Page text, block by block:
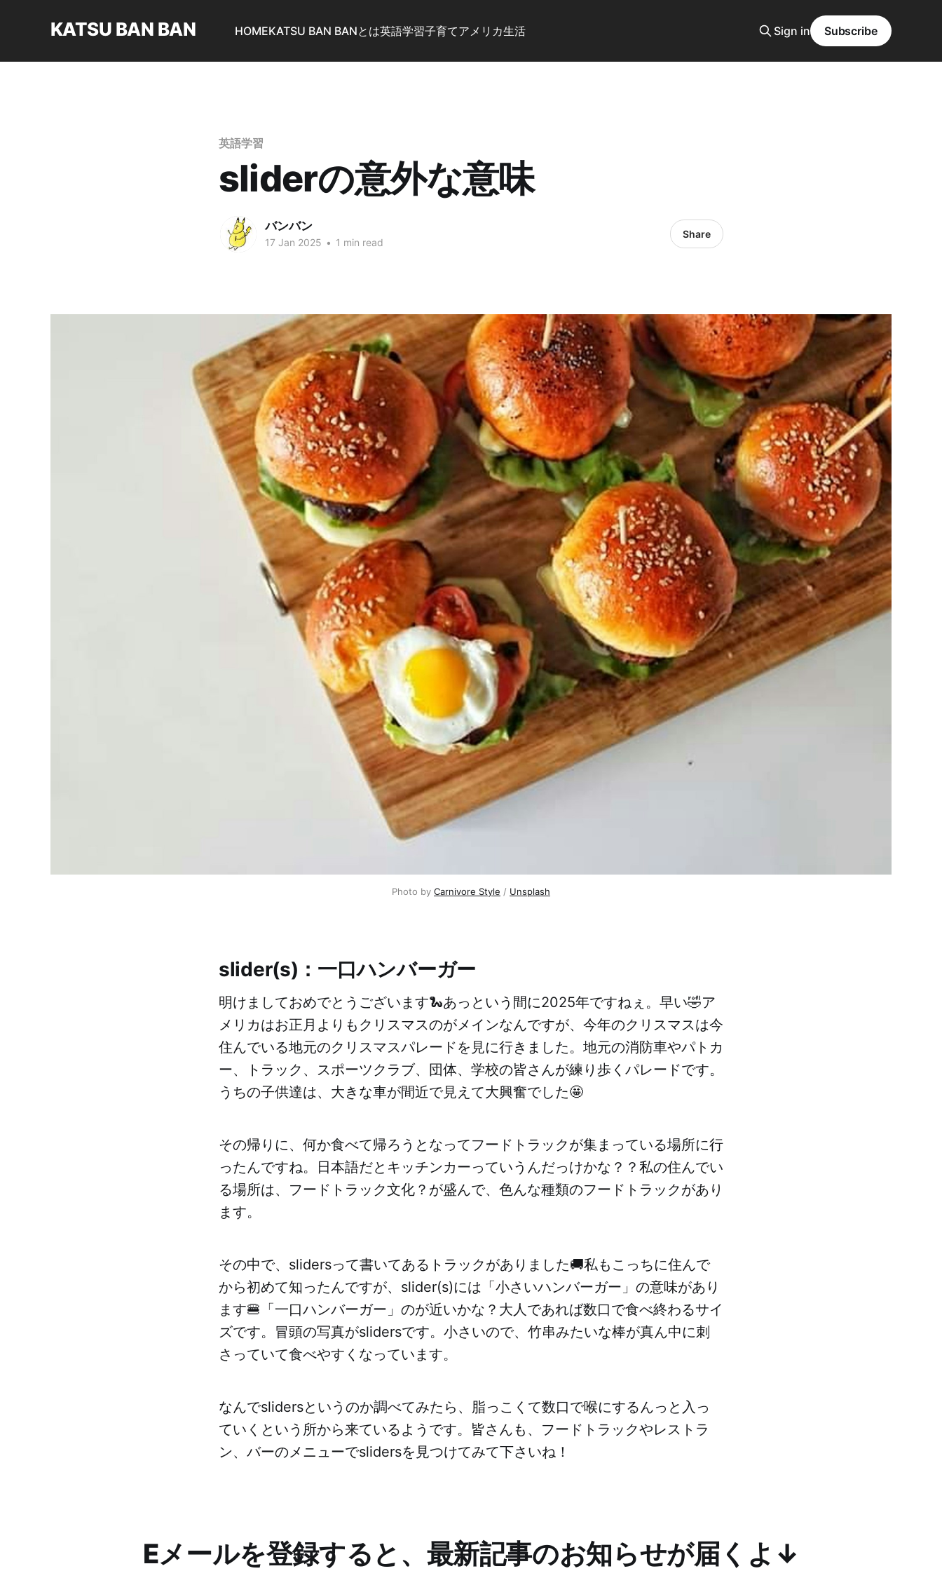
KATSU BAN BAN HOMEKATSU BAN BANとは英語学習子育てアメリカ生活 Sign in Subscribe
英語学習
sliderの意外な意味
バンバン
17 Jan 2025 • 1 min read
Share
Photo by Carnivore Style / Unsplash
slider(s)：一口ハンバーガー
明けましておめでとうございます🐍あっという間に2025年ですねぇ。早い🤣ア
メリカはお正月よりもクリスマスのがメインなんですが、今年のクリスマスは今
住んでいる地元のクリスマスパレードを見に行きました。地元の消防車やパトカ
ー、トラック、スポーツクラブ、団体、学校の皆さんが練り歩くパレードです。
うちの子供達は、大きな車が間近で見えて大興奮でした🤩
その帰りに、何か食べて帰ろうとなってフードトラックが集まっている場所に行
ったんですね。日本語だとキッチンカーっていうんだっけかな？？私の住んでい
る場所は、フードトラック文化？が盛んで、色んな種類のフードトラックがあり
ます。
その中で、slidersって書いてあるトラックがありました🚚私もこっちに住んで
から初めて知ったんですが、slider(s)には「小さいハンバーガー」の意味があり
ます🍔「一口ハンバーガー」のが近いかな？大人であれば数口で食べ終わるサイ
ズです。冒頭の写真がslidersです。小さいので、竹串みたいな棒が真ん中に刺
さっていて食べやすくなっています。
なんでslidersというのか調べてみたら、脂っこくて数口で喉にするんっと入っ
ていくという所から来ているようです。皆さんも、フードトラックやレストラ
ン、バーのメニューでslidersを見つけてみて下さいね！
Eメールを登録すると、最新記事のお知らせが届くよ↓